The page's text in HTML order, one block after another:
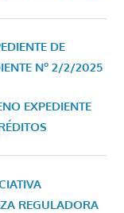
DE
Nº 2/2/2025
EXPEDIENTE
REGULADORA